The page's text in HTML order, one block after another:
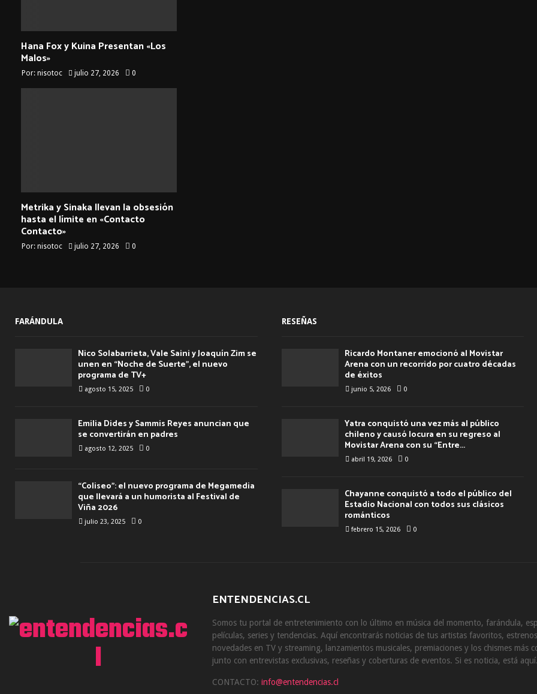
Hana Fox y Kuina Presentan «Los
Malos»
Por: nisotoc julio 27, 2026 0
Metrika y Sinaka llevan la obsesión
hasta el límite en «Contacto
Contacto»
Por: nisotoc julio 27, 2026 0
FARÁNDULA
Nico Solabarrieta, Vale Saini y Joaquín Zim se
unen en “Noche de Suerte”, el nuevo
programa de TV+
agosto 15, 2025 0
Emilia Dides y Sammis Reyes anuncian que
se convertirán en padres
agosto 12, 2025 0
“Coliseo”: el nuevo programa de Megamedia
que llevará a un humorista al Festival de
Viña 2026
julio 23, 2025 0
RESEÑAS
Ricardo Montaner emocionó al Movistar
Arena con un recorrido por cuatro décadas
de éxitos
junio 5, 2026 0
Yatra conquistó una vez más al público
chileno y causó locura en su regreso al
Movistar Arena con su “Entre...
abril 19, 2026 0
Chayanne conquistó a todo el público del
Estadio Nacional con todos sus clásicos
románticos
febrero 15, 2026 0
ENTENDENCIAS.CL
Somos tu portal de entretenimiento con lo último en música del momento, farándula,
películas, series y tendencias. Aquí encontrarás noticias de tus artistas favoritos,
novedades en TV y streaming, lanzamientos musicales, premiaciones y los chismes más
junto con entrevistas exclusivas, reseñas y coberturas de eventos. Si es noticia, está aquí.
CONTACTO: info@entendencias.cl